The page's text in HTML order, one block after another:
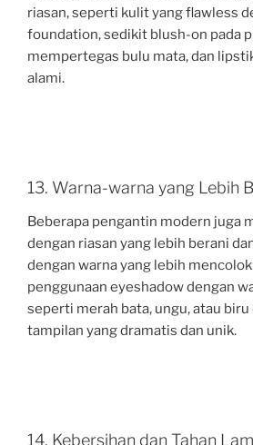
riasan, seperti kulit yang flawless
foundation, sedikit blush-on pada
mempertegas bulu mata, dan
alami.
13. Warna-warna yang Lebih
Beberapa pengantin modern juga
dengan riasan yang lebih berani
dengan warna yang lebih
penggunaan eyeshadow dengan
seperti merah bata, ungu, atau
tampilan yang dramatis dan unik.
14. Kebersihan dan Tahan